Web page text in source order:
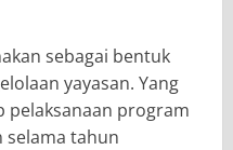
sebagai bentuk
yayasan. Yang
pelaksanaan program
selama tahun